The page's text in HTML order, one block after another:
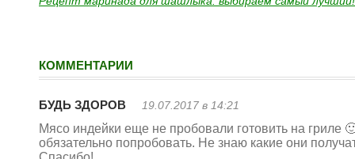
КОММЕНТАРИИ
БУДЬ ЗДОРОВ 19.07.2017 в 14:21
Мясо индейки еще не пробовали готовить на гриле
обязательно попробовать. Не знаю какие они